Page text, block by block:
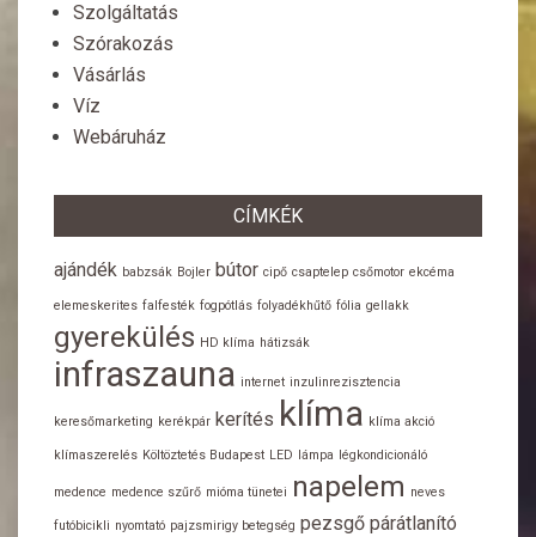
Szolgáltatás
Szórakozás
Vásárlás
Víz
Webáruház
CÍMKÉK
ajándék babzsák Bojler bútor cipő csaptelep csőmotor ekcéma
elemeskerites falfesték fogpótlás folyadékhűtő fólia gellakk
gyerekülés HD klíma hátizsák
infraszauna internet inzulinrezisztencia
keresőmarketing kerékpár kerítés klíma klíma akció
klímaszerelés Költöztetés Budapest LED lámpa légkondicionáló
medence medence szűrő mióma tünetei napelem neves
futóbicikli nyomtató pajzsmirigy betegség pezsgő párátlanító